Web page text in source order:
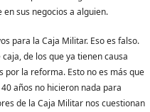
sus negocios a alguien.
para la Caja Militar. Eso es falso.
de los que ya tienen causa
la reforma. Esto no es más que
años no hicieron nada para
de la Caja Militar nos cuestionan